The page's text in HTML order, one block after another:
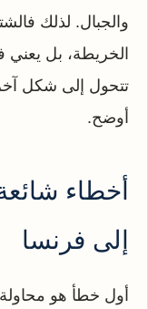
والجبال. لذلك
الخريطة، بل
تتحول إلى شكل
أوضح.
أخطاء
إلى فرنسا
أول خطأ هو